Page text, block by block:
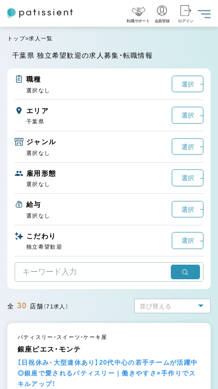
転職サポート 会員登録 ログイン
トップ 求人一覧
千葉県 独立希望歓迎の求人募集・転職情報
職種
選択
選択なし
エリア
選択
千葉県
ジャンル
選択
選択なし
雇用形態
選択
選択なし
給与
選択
選択なし
こだわり
選択
独立希望歓迎
全 30 店舗 （71求人）
パティスリー・スイーツ・ケーキ屋
銀座ピエス・モンテ
【日祝休み・大型連休あり】20代中心の若手チームが活躍中
◎銀座で愛されるパティスリー｜働きやすさ×手作りでス
キルアップ！